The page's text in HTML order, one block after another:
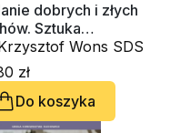
dobrych i złych
Sztuka
Wons SDS
zł
Do koszyka